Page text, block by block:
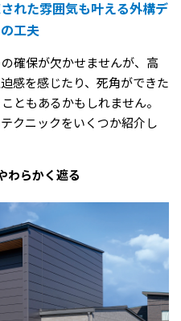
れた雰囲気も叶える外構デ
工夫
確保が欠かせませんが、高
感を感じたり、死角ができた
ともあるかもしれません。
クニックをいくつか紹介し
わらかく遮る